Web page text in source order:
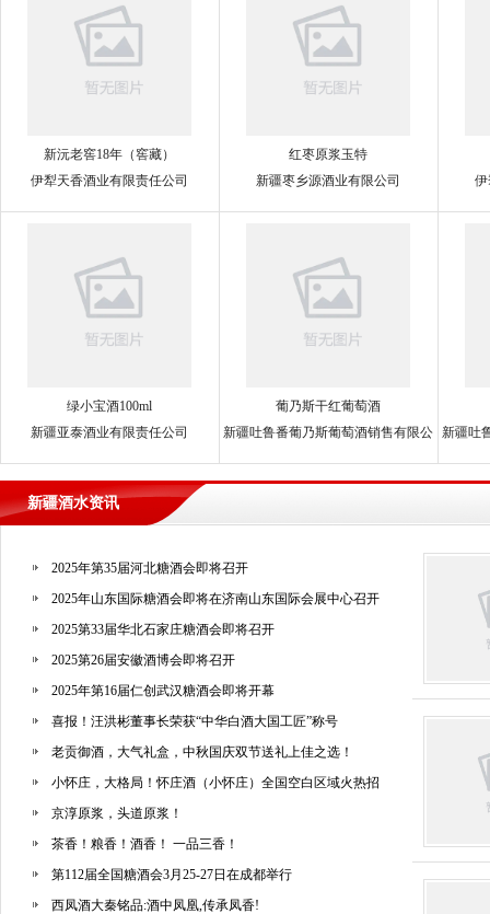
新沅老窖18年（窖藏）
伊犁天香酒业有限责任公司
红枣原浆玉特
新疆枣乡源酒业有限公司
绿小宝酒100ml
新疆亚泰酒业有限责任公司
葡乃斯干红葡萄酒
新疆吐鲁番葡乃斯葡萄酒销售有限公 新疆吐
新疆酒水资讯
2025年第35届河北糖酒会即将召开
2025年山东国际糖酒会即将在济南山东国际会展中心召开
2025第33届华北石家庄糖酒会即将召开
2025第26届安徽酒博会即将召开
2025年第16届仁创武汉糖酒会即将开幕
喜报！汪洪彬董事长荣获“中华白酒大国工匠”称号
老贡御酒，大气礼盒，中秋国庆双节送礼上佳之选！
小怀庄，大格局！怀庄酒（小怀庄）全国空白区域火热招
商中......
京淳原浆，头道原浆！
茶香！粮香！酒香！ 一品三香！
第112届全国糖酒会3月25-27日在成都举行
西凤酒大秦铭品:酒中凤凰,传承凤香!